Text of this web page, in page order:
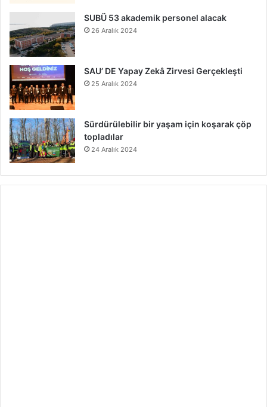
SUBÜ 53 akademik personel alacak
26 Aralık 2024
SAU’ DE Yapay Zekâ Zirvesi Gerçekleşti
25 Aralık 2024
Sürdürülebilir bir yaşam için koşarak çöp
topladılar
24 Aralık 2024